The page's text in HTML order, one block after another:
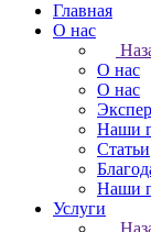
Главная
О нас
О нас
О нас
Наши
Статьи
Наши
Услуги